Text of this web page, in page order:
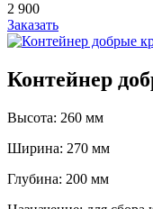
2 900
Заказать
Контейнер
Высота: 260 мм
Ширина: 270 мм
Глубина: 200 мм